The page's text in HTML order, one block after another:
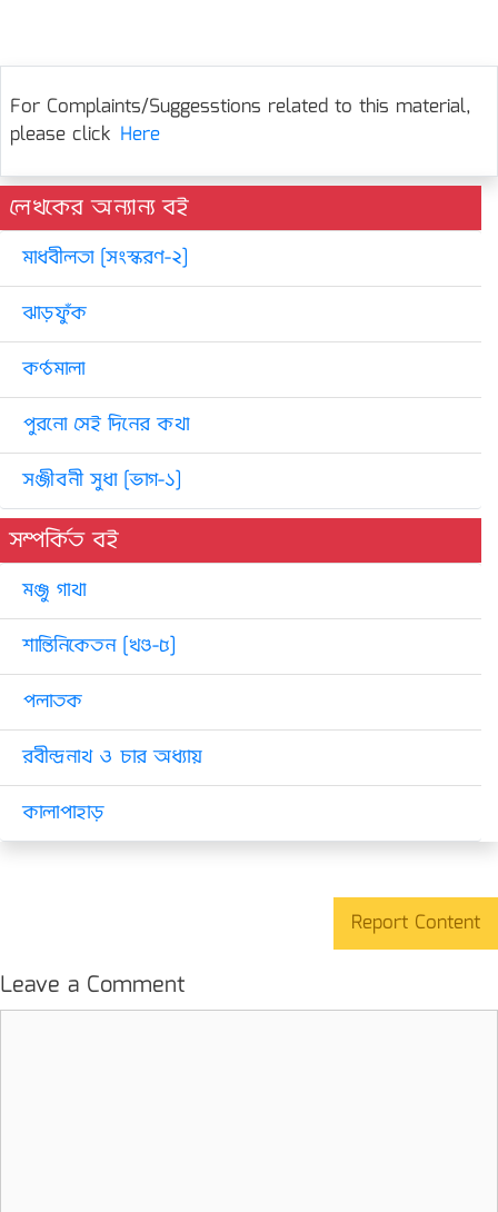
For Complaints/Suggesstions related to this material,
please click Here
লেখকের অন্যান্য বই
মাধবীলতা [সংস্করণ-২]
ঝাড়ফুঁক
কণ্ঠমালা
পুরনো সেই দিনের কথা
সঞ্জীবনী সুধা [ভাগ-১]
সম্পর্কিত বই
মঞ্জু গাথা
শান্তিনিকেতন [খণ্ড-৫]
পলাতক
রবীন্দ্রনাথ ও চার অধ্যায়
কালাপাহাড়
Report Content
Leave a Comment